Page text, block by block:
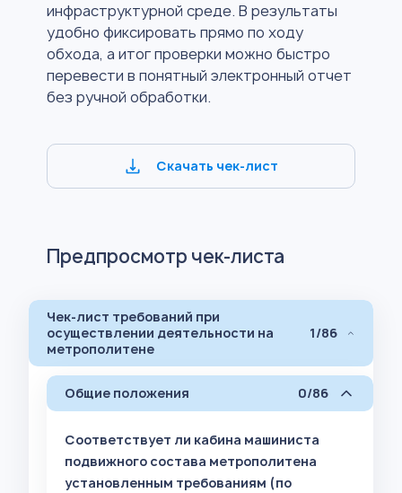
инфраструктурной среде. В результаты
удобно фиксировать прямо по ходу
обхода, а итог проверки можно быстро
перевести в понятный электронный отчет
без ручной обработки.
Скачать чек-лист
Предпросмотр чек-листа
Чек-лист требований при
осуществлении деятельности на
метрополитене
1/86
Общие положения 0/86
Соответствует ли кабина машиниста
подвижного состава метрополитена
установленным требованиям (по